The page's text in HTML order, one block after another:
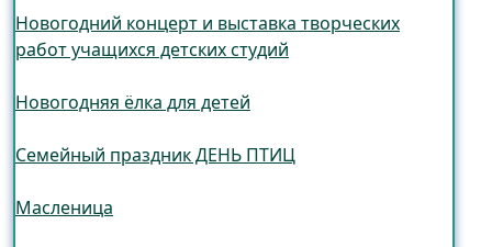
Новогодний концерт и выставка творческих
работ учащихся детских студий
Новогодняя ёлка для детей
Семейный праздник ДЕНЬ ПТИЦ
Масленица